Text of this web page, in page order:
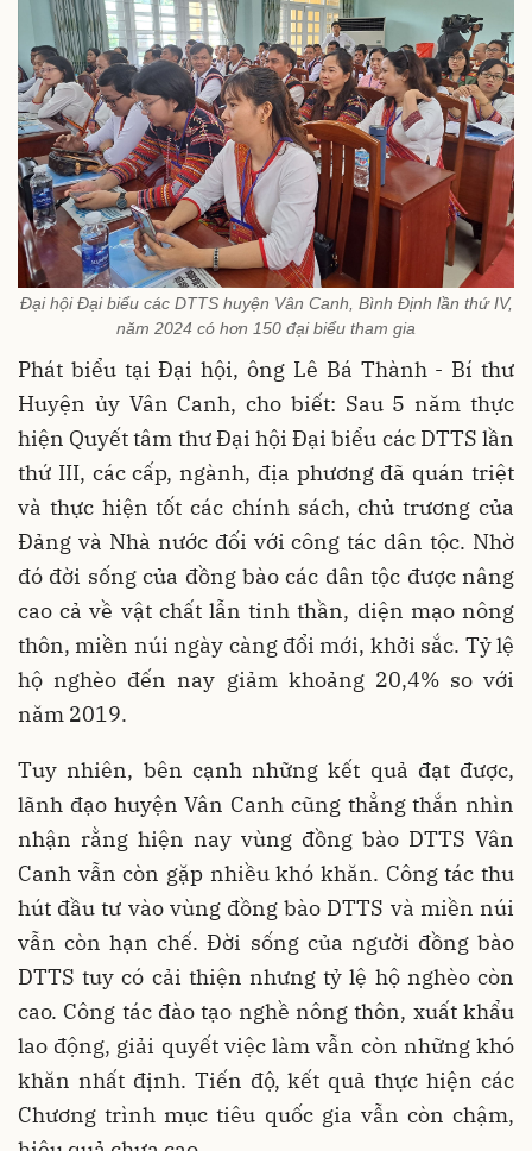
Đại hội Đại biểu các DTTS huyện Vân Canh, Bình Định lần thứ IV,
năm 2024 có hơn 150 đại biểu tham gia
Phát biểu tại Đại hội, ông Lê Bá Thành - Bí thư
Huyện ủy Vân Canh, cho biết: Sau 5 năm thực
hiện Quyết tâm thư Đại hội Đại biểu các DTTS lần
thứ III, các cấp, ngành, địa phương đã quán triệt
và thực hiện tốt các chính sách, chủ trương của
Đảng và Nhà nước đối với công tác dân tộc. Nhờ
đó đời sống của đồng bào các dân tộc được nâng
cao cả về vật chất lẫn tinh thần, diện mạo nông
thôn, miền núi ngày càng đổi mới, khởi sắc. Tỷ lệ
hộ nghèo đến nay giảm khoảng 20,4% so với
năm 2019.
Tuy nhiên, bên cạnh những kết quả đạt được,
lãnh đạo huyện Vân Canh cũng thẳng thắn nhìn
nhận rằng hiện nay vùng đồng bào DTTS Vân
Canh vẫn còn gặp nhiều khó khăn. Công tác thu
hút đầu tư vào vùng đồng bào DTTS và miền núi
vẫn còn hạn chế. Đời sống của người đồng bào
DTTS tuy có cải thiện nhưng tỷ lệ hộ nghèo còn
cao. Công tác đào tạo nghề nông thôn, xuất khẩu
lao động, giải quyết việc làm vẫn còn những khó
khăn nhất định. Tiến độ, kết quả thực hiện các
Chương trình mục tiêu quốc gia vẫn còn chậm,